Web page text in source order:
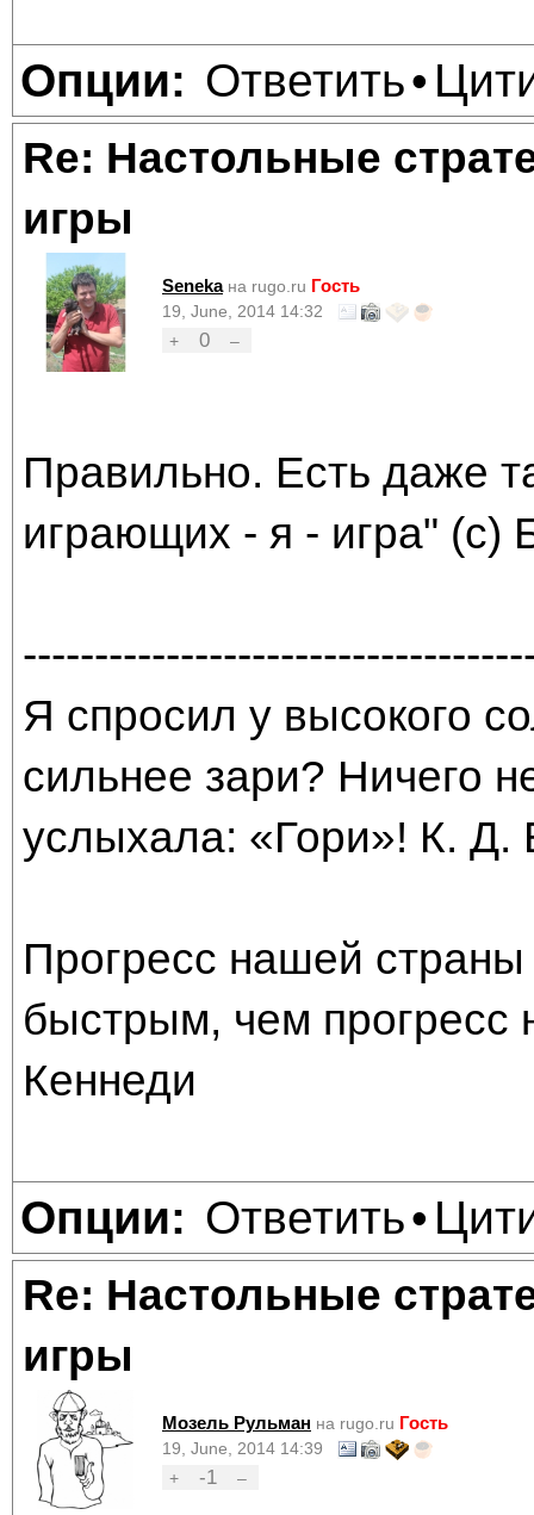
Опции: Ответить•
Re: Настольные
игры
Seneka на rugo.ru Гость
19, June, 2014 14:32
+
0 –
Правильно. Есть даже
играющих - я - игра" (с)
Я спросил у высокого
сильнее зари? Ничего
услыхала: «Гори»! К. Д.
Прогресс нашей
быстрым, чем прогресс
Кеннеди
Опции: Ответить•
Re: Настольные
игры
Мозель Рульман на rugo.ru Гость
19, June, 2014 14:39
+
-1 –